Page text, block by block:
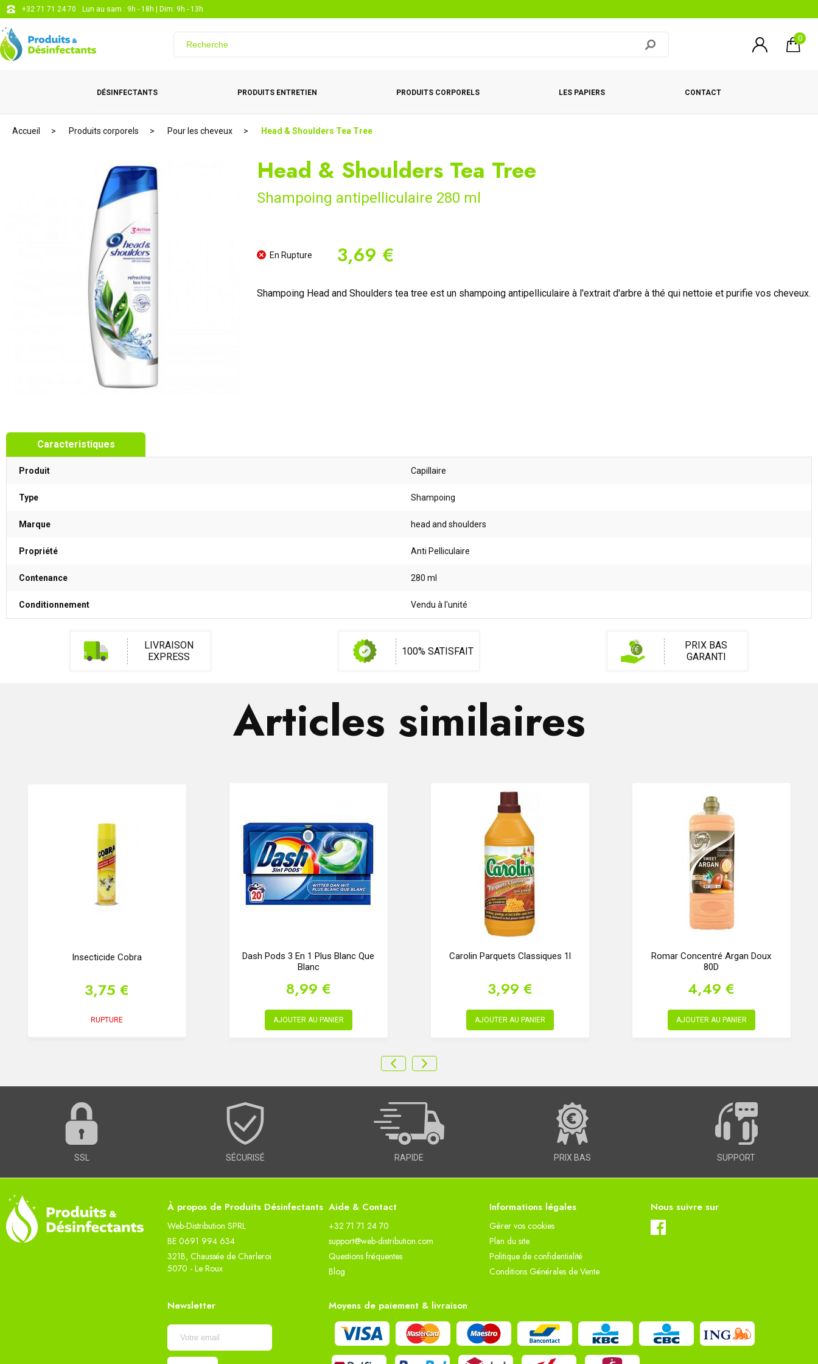
+32 71 71 24 70 Lun au sam : 9h - 18h | Dim: 9h - 13h
0
DÉSINFECTANTS PRODUITS ENTRETIEN PRODUITS CORPORELS LES PAPIERS CONTACT
Accueil Produits corporels Pour les cheveux Head & Shoulders Tea Tree
Head & Shoulders Tea Tree
Shampoing antipelliculaire 280 ml
En Rupture 3,69 €
Shampoing Head and Shoulders tea tree est un shampoing antipelliculaire à l'extrait d'arbre à thé qui nettoie et purifie vos cheveux.
Caracteristiques
Produit Capillaire
Type Shampoing
Marque head and shoulders
Propriété Anti Pelliculaire
Contenance 280 ml
Conditionnement Vendu à l'unité
LIVRAISON
EXPRESS
100% SATISFAIT
PRIX BAS
GARANTI
Articles similaires
Insecticide Cobra
3,75 €
RUPTURE
Dash Pods 3 En 1 Plus Blanc Que
Blanc
8,99 €
AJOUTER AU PANIER
Carolin Parquets Classiques 1l
3,99 €
AJOUTER AU PANIER
Romar Concentré Argan Doux
80D
4,49 €
AJOUTER AU PANIER
SSL SÉCURISÉ RAPIDE PRIX BAS SUPPORT
À propos de Produits Désinfectants
Web-Distribution SPRL
BE 0691 994 634
321B, Chaussée de Charleroi
5070 - Le Roux
Aide & Contact
+32 71 71 24 70
support@web-distribution.com
Questions fréquentes
Blog
Informations légales
Gèrer vos cookies
Plan du site
Politique de confidentialité
Conditions Générales de Vente
Nous suivre sur
Newsletter Moyens de paiement & livraison